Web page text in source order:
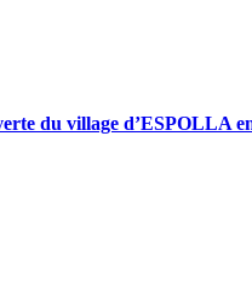
du village d’ESPOLLA